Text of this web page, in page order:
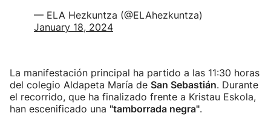
— ELA Hezkuntza (@ELAhezkuntza)
January 18, 2024
La manifestación principal ha partido a las 11:30 horas
del colegio Aldapeta María de San Sebastián. Durante
el recorrido, que ha finalizado frente a Kristau Eskola,
han escenificado una "tamborrada negra".